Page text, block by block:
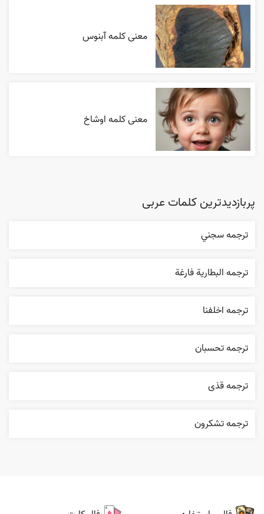
معنی کلمه آبنوس
معنی کلمه اوشاخ
پربازدیدترین کلمات عربی
ترجمه سجني
ترجمه البطارية فارغة
ترجمه اخلفنا
ترجمه تحسبان
ترجمه قذی
ترجمه تشکرون